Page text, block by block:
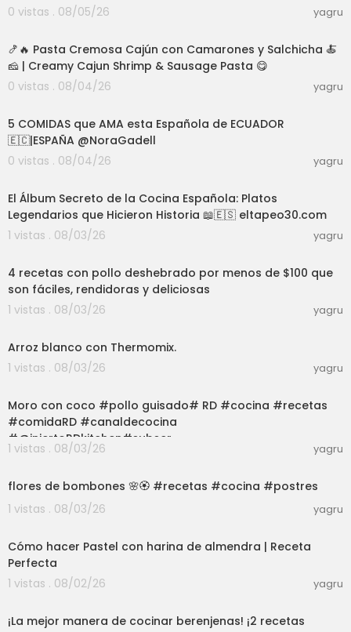
0 vistas . 08/05/26
yagru
🍤🔥 Pasta Cremosa Cajún con Camarones y Salchicha 🍝
🧀 | Creamy Cajun Shrimp & Sausage Pasta 😋
0 vistas . 08/04/26
yagru
5 COMIDAS que AMA esta Española de ECUADOR
🇪🇨|ESPAÑA @NoraGadell
0 vistas . 08/04/26
yagru
El Álbum Secreto de la Cocina Española: Platos
Legendarios que Hicieron Historia 📖🇪🇸 eltapeo30.com
1 vistas . 08/03/26
yagru
4 recetas con pollo deshebrado por menos de $100 que
son fáciles, rendidoras y deliciosas
1 vistas . 08/03/26
yagru
Arroz blanco con Thermomix.
1 vistas . 08/03/26
yagru
Moro con coco #pollo guisado# RD #cocina #recetas
#comidaRD #canaldecocina
#@injertoRDkitchen#subscr
1 vistas . 08/03/26 yagru
flores de bombones 🌸🏵️ #recetas #cocina #postres
1 vistas . 08/03/26
yagru
Cómo hacer Pastel con harina de almendra | Receta
Perfecta
1 vistas . 08/02/26
yagru
¡La mejor manera de cocinar berenjenas! ¡2 recetas